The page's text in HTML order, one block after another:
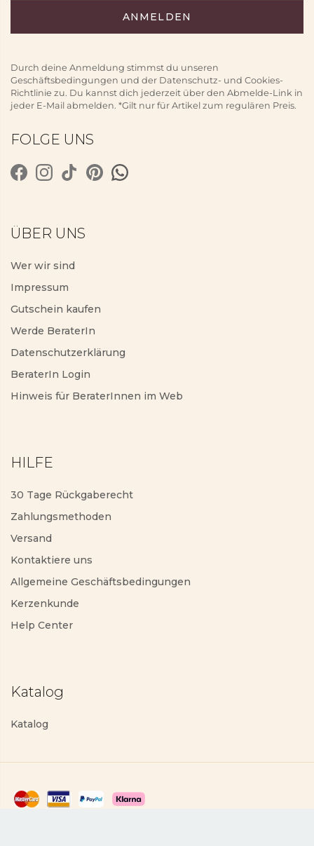
Durch deine Anmeldung stimmst du unseren
Geschäftsbedingungen und der Datenschutz- und Cookies-
Richtlinie zu. Du kannst dich jederzeit über den Abmelde-Link in
jeder E-Mail abmelden. *Gilt nur für Artikel zum regulären Preis.
FOLGE UNS
ÜBER UNS
Wer wir sind
Impressum
Gutschein kaufen
Werde BeraterIn
Datenschutzerklärung
BeraterIn Login
Hinweis für BeraterInnen im Web
HILFE
30 Tage Rückgaberecht
Zahlungsmethoden
Versand
Kontaktiere uns
Allgemeine Geschäftsbedingungen
Kerzenkunde
Help Center
Katalog
Katalog